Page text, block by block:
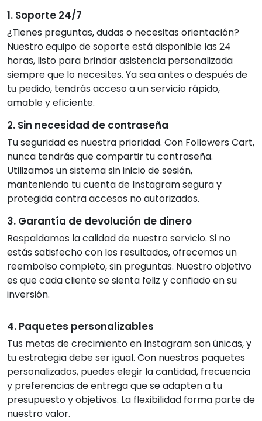
1. Soporte 24/7
¿Tienes preguntas, dudas o necesitas orientación?
Nuestro equipo de soporte está disponible las 24
horas, listo para brindar asistencia personalizada
siempre que lo necesites. Ya sea antes o después de
tu pedido, tendrás acceso a un servicio rápido,
amable y eficiente.
2. Sin necesidad de contraseña
Tu seguridad es nuestra prioridad. Con Followers Cart,
nunca tendrás que compartir tu contraseña.
Utilizamos un sistema sin inicio de sesión,
manteniendo tu cuenta de Instagram segura y
protegida contra accesos no autorizados.
3. Garantía de devolución de dinero
Respaldamos la calidad de nuestro servicio. Si no
estás satisfecho con los resultados, ofrecemos un
reembolso completo, sin preguntas. Nuestro objetivo
es que cada cliente se sienta feliz y confiado en su
inversión.
4. Paquetes personalizables
Tus metas de crecimiento en Instagram son únicas, y
tu estrategia debe ser igual. Con nuestros paquetes
personalizados, puedes elegir la cantidad, frecuencia
y preferencias de entrega que se adapten a tu
presupuesto y objetivos. La flexibilidad forma parte de
nuestro valor.